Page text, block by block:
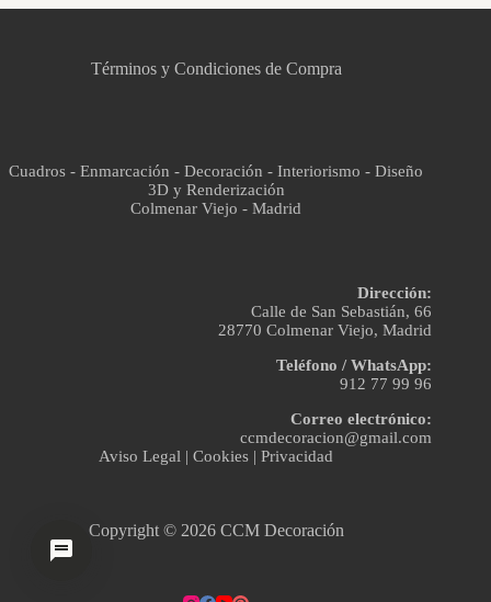
Términos y Condiciones de Compra
Cuadros - Enmarcación - Decoración - Interiorismo - Diseño
3D y Renderización
Colmenar Viejo - Madrid
Dirección:
Calle de San Sebastián, 66
28770 Colmenar Viejo, Madrid
Teléfono / WhatsApp:
912 77 99 96
Correo electrónico:
ccmdecoracion@gmail.com
Aviso Legal |Cookies |Privacidad
Copyright © 2026 CCM Decoración
Asistente virtual · En línea